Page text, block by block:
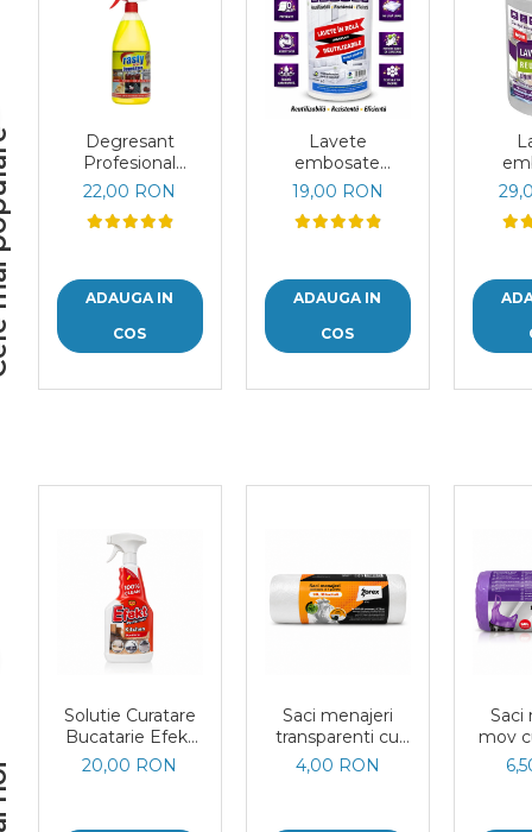
Degresant
Profesional
RASTY 1000 ml
22,00 RON
ADAUGA IN
COS
Lavete
embosate
reutilizabile albe
celuloza 30 x 20
cm rola 50 bucati
19,00 RON
ADAUGA IN
COS
x 20
Solutie Curatare
Bucatarie Efekt
Performer 750
20,00 RON
Saci menajeri
transparenti cu
inchidere in 4
puncte 20 L
4,00 RON
Saci
mov
60 L